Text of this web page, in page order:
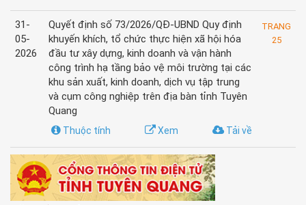
31-
05-
2026
Quyết định số 73/2026/QĐ-UBND Quy định
khuyến khích, tổ chức thực hiện xã hội hóa
đầu tư xây dựng, kinh doanh và vận hành
công trình hạ tầng bảo vệ môi trường tại các
khu sản xuất, kinh doanh, dịch vụ tập trung
và cụm công nghiệp trên địa bàn tỉnh Tuyên
Quang
Tải về
Xem
Thuộc tính
TRANG
25